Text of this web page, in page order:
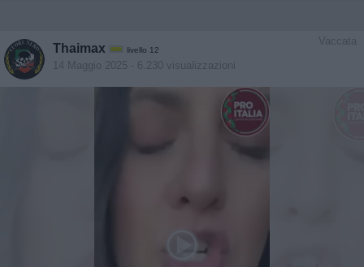
Vaccata
Thaimax livello 12
14 Maggio 2025 - 6.230 visualizzazioni